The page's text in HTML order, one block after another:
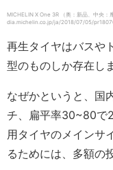
MICHELIN X One 3R （奥：新品、中央
dia.michelin.co.jp/ja/2018/07/05/
再生タイヤはバスや
型のものしか存在し
なぜかというと、国
チ、扁平率30~80で
用タイヤのメインサ
るためには、多額の